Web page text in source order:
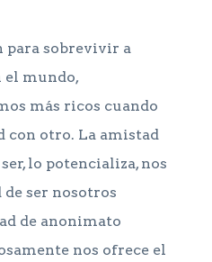
para sobrevivir a
el mundo,
más ricos cuando
con otro. La amistad
lo potencializa, nos
ser nosotros
de anonimato
nos ofrece el